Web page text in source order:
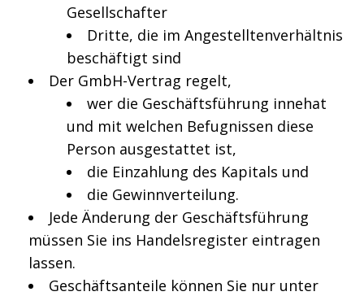
Gesellschafter
Dritte, die im Angestelltenverhältnis
beschäftigt sind
Der GmbH-Vertrag regelt,
wer die Geschäftsführung innehat
und mit welchen Befugnissen diese
Person ausgestattet ist,
die Einzahlung des Kapitals und
die Gewinnverteilung.
Jede Änderung der Geschäftsführung
müssen Sie ins Handelsregister eintragen
lassen.
Geschäftsanteile können Sie nur unter